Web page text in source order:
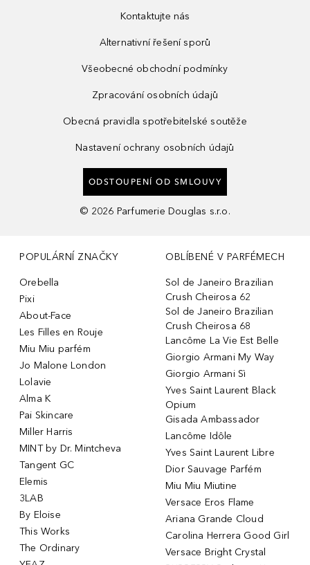
Kontaktujte nás
Alternativní řešení sporů
Všeobecné obchodní podmínky
Zpracování osobních údajů
Obecná pravidla spotřebitelské soutěže
Nastavení ochrany osobních údajů
ODSTOUPENÍ OD SMLOUVY
© 2026 Parfumerie Douglas s.r.o.
POPULÁRNÍ ZNAČKY
Orebella
Pixi
About-Face
Les Filles en Rouje
Miu Miu parfém
Jo Malone London
Lolavie
Alma K
Pai Skincare
Miller Harris
MINT by Dr. Mintcheva
Tangent GC
Elemis
3LAB
By Eloise
This Works
The Ordinary
OBLÍBENÉ V PARFÉMECH
Sol de Janeiro Brazilian
Crush Cheirosa 62
Sol de Janeiro Brazilian
Crush Cheirosa 68
Lancôme La Vie Est Belle
Giorgio Armani My Way
Giorgio Armani Sì
Yves Saint Laurent Black
Opium
Gisada Ambassador
Lancôme Idôle
Yves Saint Laurent Libre
Dior Sauvage Parfém
Miu Miu Miutine
Versace Eros Flame
Ariana Grande Cloud
Carolina Herrera Good Girl
Versace Bright Crystal